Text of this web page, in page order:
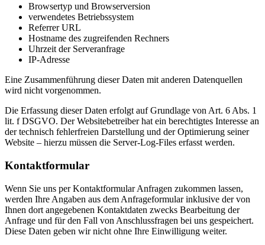
Browsertyp und Browserversion
verwendetes Betriebssystem
Referrer URL
Hostname des zugreifenden Rechners
Uhrzeit der Serveranfrage
IP-Adresse
Eine Zusammenführung dieser Daten mit anderen Datenquellen
wird nicht vorgenommen.
Die Erfassung dieser Daten erfolgt auf Grundlage von Art. 6 Abs. 1
lit. f DSGVO. Der Websitebetreiber hat ein berechtigtes Interesse an
der technisch fehlerfreien Darstellung und der Optimierung seiner
Website – hierzu müssen die Server-Log-Files erfasst werden.
Kontaktformular
Wenn Sie uns per Kontaktformular Anfragen zukommen lassen,
werden Ihre Angaben aus dem Anfrageformular inklusive der von
Ihnen dort angegebenen Kontaktdaten zwecks Bearbeitung der
Anfrage und für den Fall von Anschlussfragen bei uns gespeichert.
Diese Daten geben wir nicht ohne Ihre Einwilligung weiter.